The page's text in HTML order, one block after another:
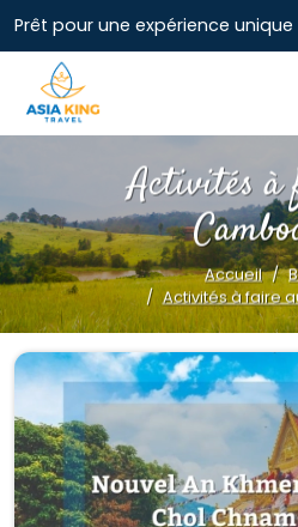
Prêt pour une expérience unique
Activités à
Accueil
Activités à faire